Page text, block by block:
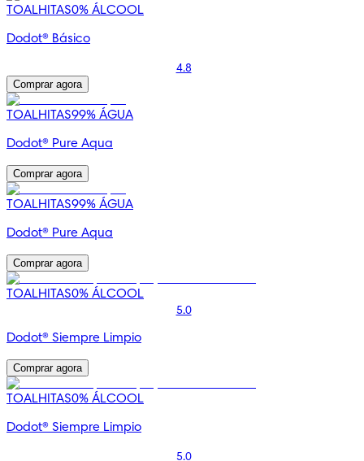
TOALHITAS0% ÁLCOOL
Dodot® Básico
4.8
Comprar agora
TOALHITAS99% ÁGUA
Dodot® Pure Aqua
Comprar agora
TOALHITAS99% ÁGUA
Dodot® Pure Aqua
Comprar agora
TOALHITAS0% ÁLCOOL
5.0
Dodot® Siempre Limpio
Comprar agora
TOALHITAS0% ÁLCOOL
Dodot® Siempre Limpio
5.0